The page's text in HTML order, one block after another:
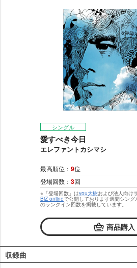
シングル
愛すべき今日
エレファントカシマシ
最高順位： 9位
登場回数： 3回
※「登場回数」はyou大樹および法人向け
BiZ onlineで公開しております週間シン
のランクイン回数を掲載しています。
商品購入
収録曲